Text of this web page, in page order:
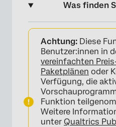
Was finden
Über Social Channels
Projekte in sozialen
Grenzen der Extraktion
Social Extractor Details
DATEN UND ANALYSE
sozialen Kanals
Achtung: Diese
Benutzer:innen in
vereinfachten
Paketplänen oder
Verfügung, die
Funktion
Weitere
unter Qualtrics